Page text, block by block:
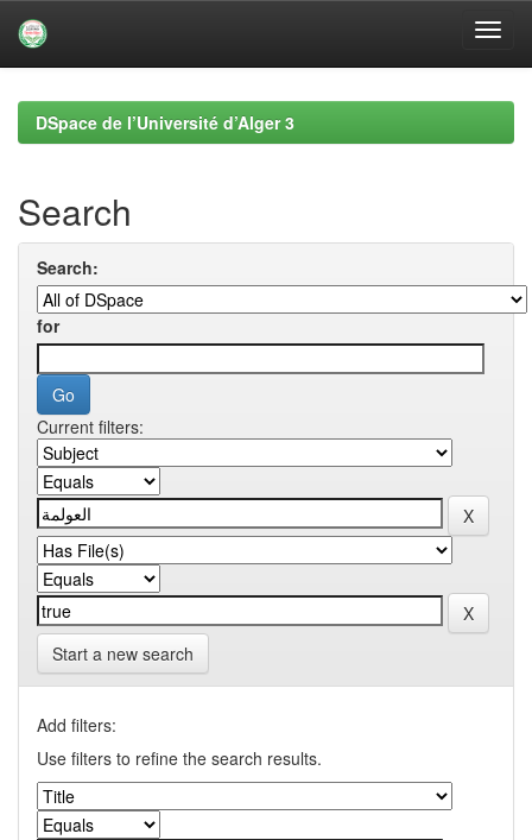
navigationDSpace de l’Université d’Alger 3
Search
Search:
for
Current filters:
Start a new search
Add filters:
Use filters to refine the search results.